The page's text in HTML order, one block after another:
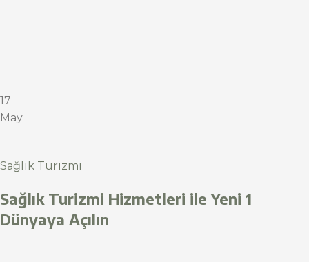
17
May
Sağlık Turizmi
Sağlık Turizmi Hizmetleri ile Yeni 1
Dünyaya Açılın